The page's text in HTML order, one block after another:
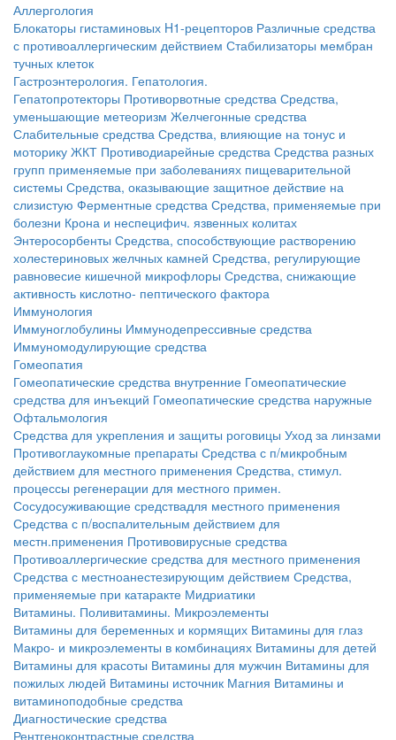
Аллергология
Блокаторы гистаминовых H1-рецепторов Различные средства
с противоаллергическим действием Стабилизаторы мембран
тучных клеток
Гастроэнтерология. Гепатология.
Гепатопротекторы Противорвотные средства Средства,
уменьшающие метеоризм Желчегонные средства
Слабительные средства Средства, влияющие на тонус и
моторику ЖКТ Противодиарейные средства Средства разных
групп применяемые при заболеваниях пищеварительной
системы Средства, оказывающие защитное действие на
слизистую Ферментные средства Средства, применяемые при
болезни Крона и неспецифич. язвенных колитах
Энтеросорбенты Средства, способствующие растворению
холестериновых желчных камней Средства, регулирующие
равновесие кишечной микрофлоры Средства, снижающие
активность кислотно- пептического фактора
Иммунология
Иммуноглобулины Иммунодепрессивные средства
Иммуномодулирующие средства
Гомеопатия
Гомеопатические средства внутренние Гомеопатические
средства для инъекций Гомеопатические средства наружные
Офтальмология
Средства для укрепления и защиты роговицы Уход за линзами
Противоглаукомные препараты Средства с п/микробным
действием для местного применения Средства, стимул.
процессы регенерации для местного примен.
Сосудосуживающие средствадля местного применения
Средства с п/воспалительным действием для
местн.применения Противовирусные средства
Противоаллергические средства для местного применения
Средства с местноанестезирующим действием Средства,
применяемые при катаракте Мидриатики
Витамины. Поливитамины. Микроэлементы
Витамины для беременных и кормящих Витамины для глаз
Макро- и микроэлементы в комбинациях Витамины для детей
Витамины для красоты Витамины для мужчин Витамины для
пожилых людей Витамины источник Магния Витамины и
витаминоподобные средства
Диагностические средства
Рентгеноконтрастные средства